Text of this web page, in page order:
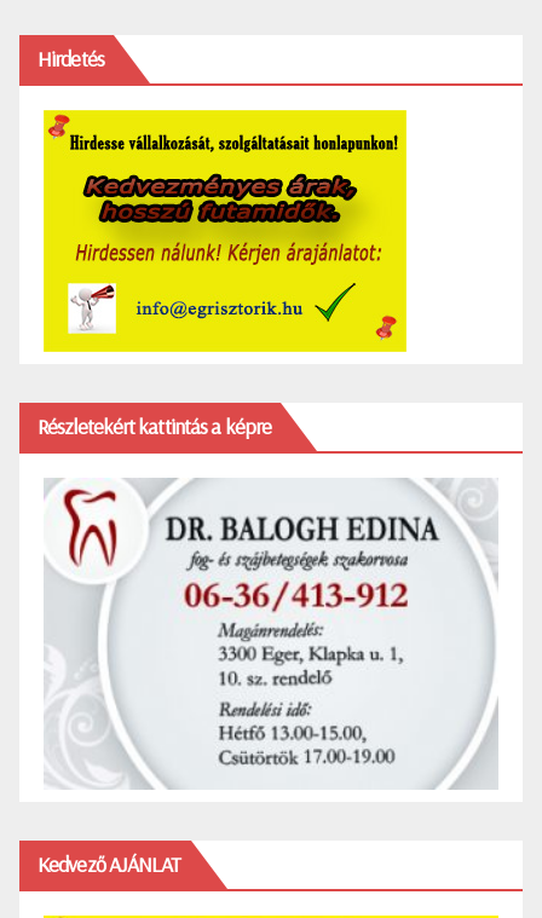
Hirdetés
Részletekért kattintás a képre
Kedvező AJÁNLAT